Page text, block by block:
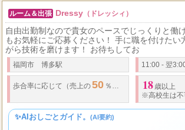
ルーム＆出張 Dressy （ドレッシィ）
自由出勤制なので貴女のペースでじっくりと働
もお気軽にご応募ください！ 手に職を付けたい
がら技術を磨けます！ お待ちしてお
福岡市 博多駅 11:00 - 翌
歩合率に応じて（売上の50 ％～） ※技術レベル、経験 18 歳以上
※高校生は不
✨AIおしごとガイド。 (AI要約)